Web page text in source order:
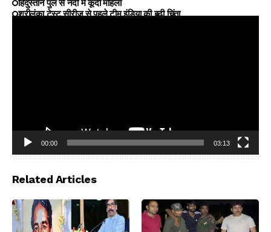
हिंदुस्तान पुल से नदी में कूदी महिला
श्रीलंका टेस्ट सीरीज से पहले टीम इंडिया की बढ़ी चिंता
Player
00:00 03:13
Related Articles